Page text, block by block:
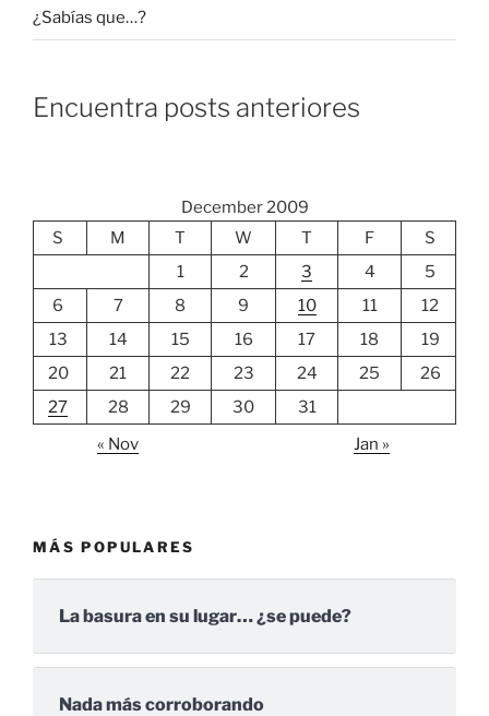
¿Sabías que…?
Encuentra posts anteriores
December 2009
S
M T W T F
S
1
2 3 4
5
6
7 8 9 10 11
12
13
14 15 16 17 18
19
20
21 22 23 24 25
26
27
28 29 30
31
« Nov
Jan »
MÁS POPULARES
La basura en su lugar… ¿se puede?
Nada más corroborando